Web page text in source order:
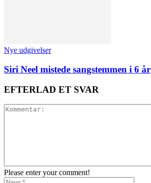
Nye udgivelser
Siri Neel mistede sangstemmen i 6 år
EFTERLAD ET SVAR
Please enter your comment!